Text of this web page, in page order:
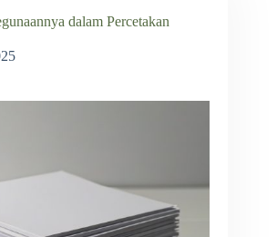
dalam Percetakan